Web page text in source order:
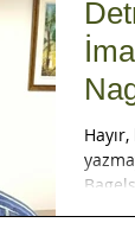
Hayır, bu sefer